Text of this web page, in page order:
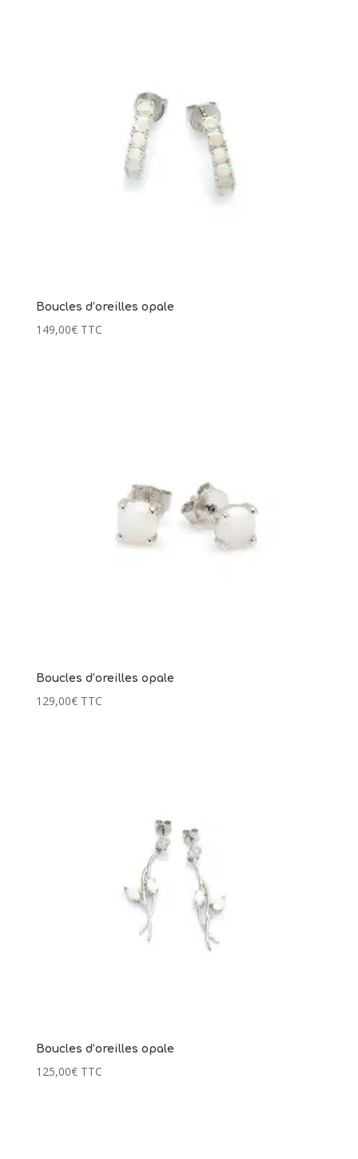
Boucles d’oreilles opale
149,00€ TTC
Boucles d’oreilles opale
129,00€ TTC
Boucles d’oreilles opale
125,00€ TTC